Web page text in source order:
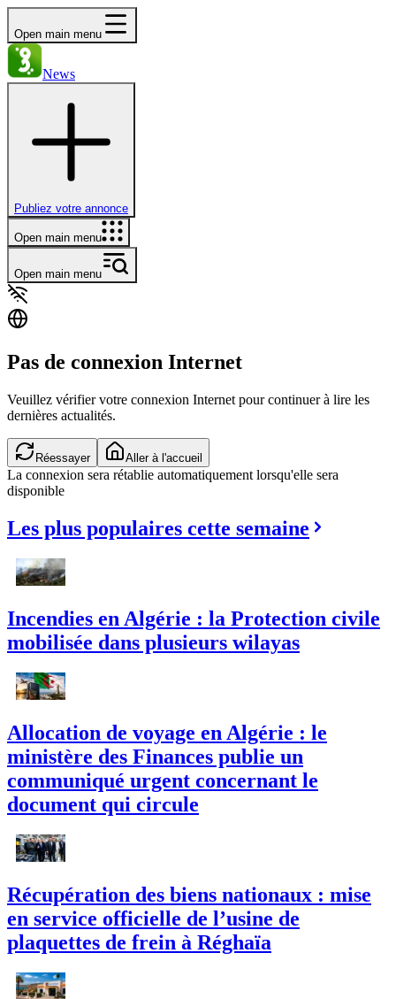
Open main menu
News
Publiez votre annonce
Open main menu
Open main menu
Pas de connexion Internet
Veuillez vérifier votre connexion Internet pour continuer à lire les
dernières actualités.
Réessayer Aller à l'accueil
La connexion sera rétablie automatiquement lorsqu'elle sera
disponible
Les plus populaires cette semaine
Incendies en Algérie : la Protection civile
mobilisée dans plusieurs wilayas
Allocation de voyage en Algérie : le
ministère des Finances publie un
communiqué urgent concernant le
document qui circule
Récupération des biens nationaux : mise
en service officielle de l’usine de
plaquettes de frein à Réghaïa